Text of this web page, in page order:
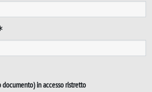
in accesso ristretto